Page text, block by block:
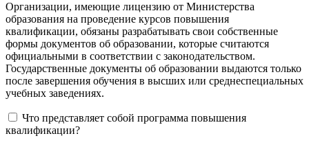
Организации, имеющие лицензию от Министерства
образования на проведение курсов повышения
квалификации, обязаны разрабатывать свои собственные
формы документов об образовании, которые считаются
официальными в соответствии с законодательством.
Государственные документы об образовании выдаются только
после завершения обучения в высших или среднеспециальных
учебных заведениях.
Что представляет собой программа повышения
квалификации?